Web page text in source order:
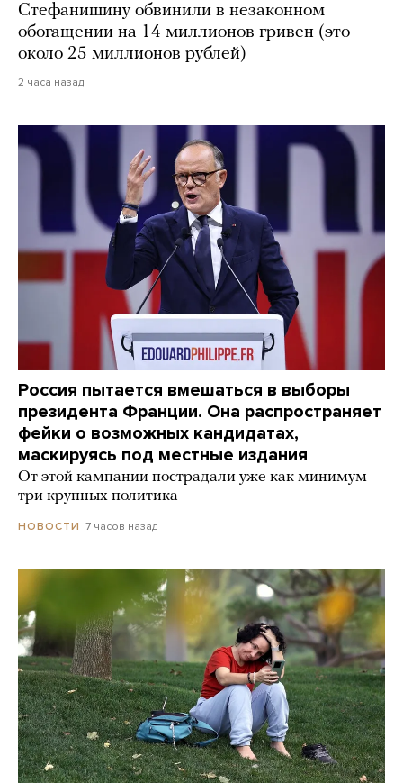
Стефанишину обвинили в незаконном
обогащении на 14 миллионов гривен (это
около 25 миллионов рублей)
2 часа назад
Россия пытается вмешаться в выборы
президента Франции. Она распространяет
фейки о возможных кандидатах,
маскируясь под местные издания
От этой кампании пострадали уже как минимум
три крупных политика
НОВОСТИ 7 часов назад